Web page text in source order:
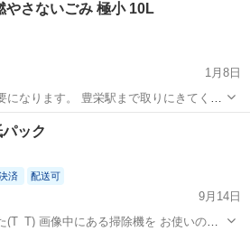
やさないごみ 極小 10L
1月8日
なります。 豊栄駅まで取りにきてくれ
い
掃除用具
ック
済 配送可
9月14日
画像中にある掃除機を お使いの方